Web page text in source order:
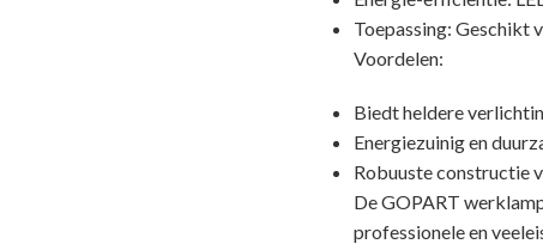
Toepassing: Geschikt
Voordelen:
Biedt heldere
Energiezuinig en
Robuuste constructie
De GOPART
professionele en